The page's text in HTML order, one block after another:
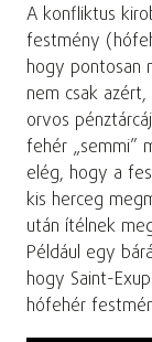
A konfliktus
festmény
hogy pontosan
nem csak
orvos
fehér „semmi”
elég, hogy a
kis herceg
után ítélnek
Például egy
hogy Saint-
hófehér